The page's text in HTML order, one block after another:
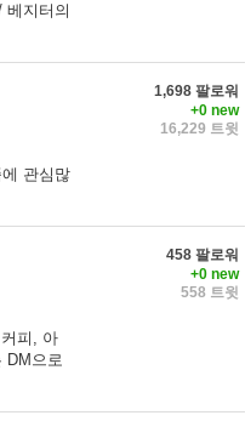
베지터의
1,698 팔로워
+0 new
16,229 트윗
관심많
458 팔로워
+0 new
558 트윗
피, 아
DM으로